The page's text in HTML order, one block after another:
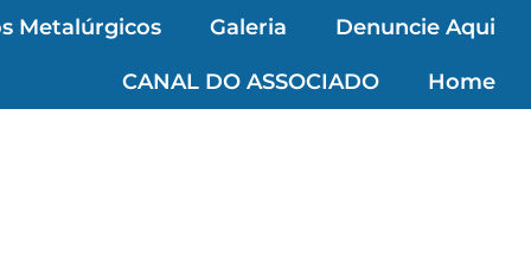
Metalúrgicos Galeria Denuncie Aqui
CANAL DO ASSOCIADO Home